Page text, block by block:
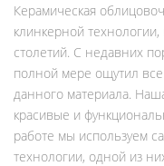
Керамическая
клинкерной
столетий. С недавних
полной мере ощутил
данного материала.
красивые и
работе мы используем
технологии, одной из